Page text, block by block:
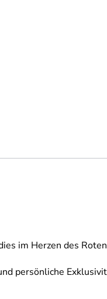
im Herzen des
persönliche